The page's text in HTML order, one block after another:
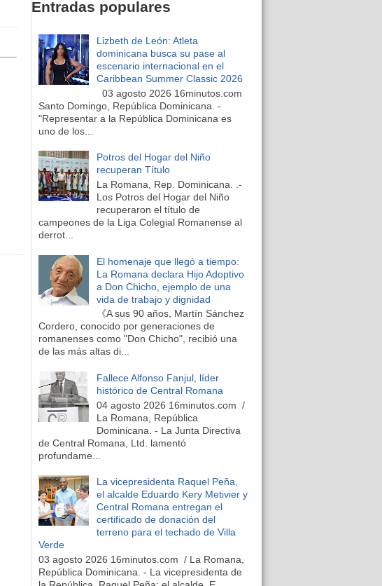
Entradas populares
Lizbeth de León: Atleta
dominicana busca su pase al
escenario internacional en el
Caribbean Summer Classic 2026
03 agosto 2026 16minutos.com
Santo Domingo, República Dominicana. -
"Representar a la República Dominicana es
uno de los...
Potros del Hogar del Niño
recuperan Título
La Romana, Rep. Dominicana. .-
Los Potros del Hogar del Niño
recuperaron el título de
campeones de la Liga Colegial Romanense al
derrot...
El homenaje que llegó a tiempo:
La Romana declara Hijo Adoptivo
a Don Chicho, ejemplo de una
vida de trabajo y dignidad
《A sus 90 años, Martín Sánchez
Cordero, conocido por generaciones de
romanenses como "Don Chicho", recibió una
de las más altas di...
Fallece Alfonso Fanjul, líder
histórico de Central Romana
04 agosto 2026 16minutos.com /
La Romana, República
Dominicana. - La Junta Directiva
de Central Romana, Ltd. lamentó
profundame...
La vicepresidenta Raquel Peña,
el alcalde Eduardo Kery Metivier y
Central Romana entregan el
certificado de donación del
terreno para el techado de Villa
Verde
03 agosto 2026 16minutos.com / La Romana,
República Dominicana. - La vicepresidenta de